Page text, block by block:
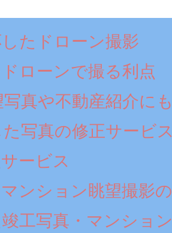
たドローン撮影
ローンで撮る利点
真や不動産紹介にも
写真の修正サービス
ービス
ンション眺望撮影
工写真・マンショ